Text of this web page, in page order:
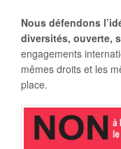
Nous défendons
diversités, ouverte,
engagements
mêmes droits et les
place.